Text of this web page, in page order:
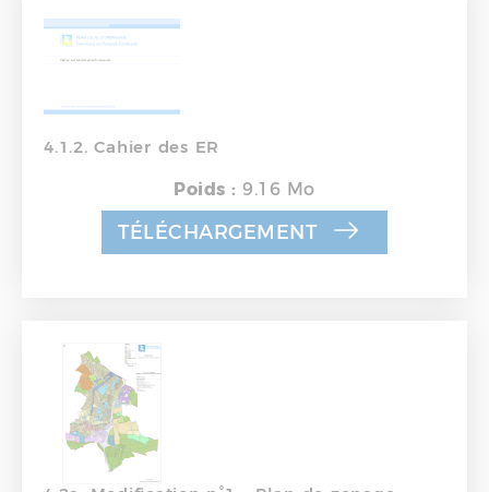
4.1.2. Cahier des ER
Poids :9.16 Mo
TÉLÉCHARGEMENT